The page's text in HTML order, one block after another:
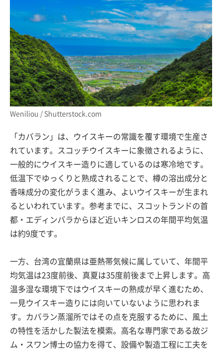
Weniliou / Shutterstock.com
「カバラン」は、ウイスキーの常識を覆す環境で生産さ
れています。スコッチウイスキーに象徴されるように、
一般的にウイスキー造りに適しているのは寒冷地です。
低温下でゆっくりと熟成されることで、樽の溶出成分と
香味成分の変化がうまく進み、よいウイスキーが生まれ
るといわれています。参考までに、スコットランドの首
都・エディンバラからほど近いキンロスの年間平均気温
は約9度です。
一方、台湾の宜蘭県は亜熱帯気候に属していて、年間平
均気温は23度前後、真夏は35度前後まで上昇します。高
温多湿な環境下ではウイスキーの熟成が早く進むため、
一見ウイスキー造りには向いていないように思われま
す。カバラン蒸溜所ではその点を克服するために、風土
の特性を活かした製法を模索。高名な専門家である故ジ
ム・スワン博士の協力を得て、設備や製造工程に工夫を